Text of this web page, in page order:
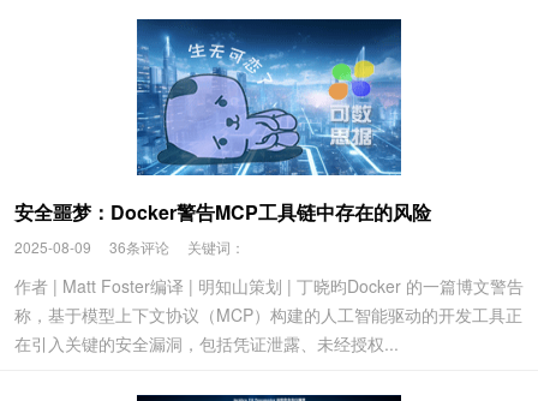
安全噩梦：Docker警告MCP工具链中存在的风险
2025-08-09 36条评论 关键词：
作者 | Matt Foster编译 | 明知山策划 | 丁晓昀Docker 的一篇博文警告
称，基于模型上下文协议（MCP）构建的人工智能驱动的开发工具正
在引入关键的安全漏洞，包括凭证泄露、未经授权...